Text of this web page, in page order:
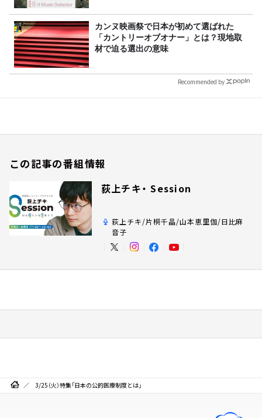
カンヌ映画祭で日本が初めて選ばれた
「カントリーオブオナー」とは？現地取
材で迫る選出の意味
Recommended by
この記事の番組情報
荻上チキ・ Session
荻上チキ/片桐千晶/山本恵里伽/日比麻
音子
3/25（火）特集「日本の公的医療制度とは」